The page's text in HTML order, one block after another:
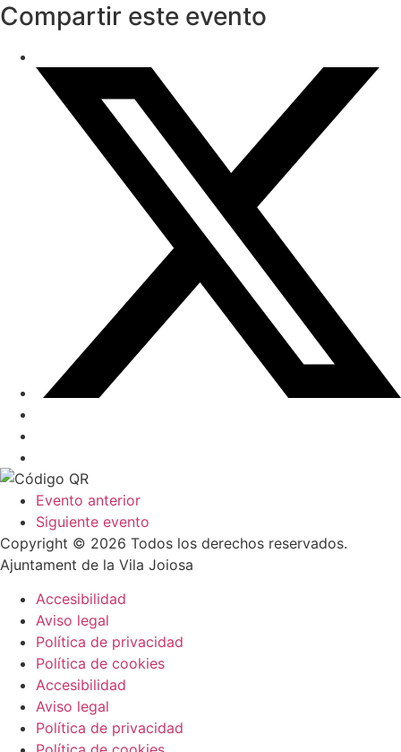
Compartir este evento
Evento anterior
Siguiente evento
Copyright © 2026 Todos los derechos reservados.
Ajuntament de la Vila Joiosa
Accesibilidad
Aviso legal
Política de privacidad
Política de cookies
Accesibilidad
Aviso legal
Política de privacidad